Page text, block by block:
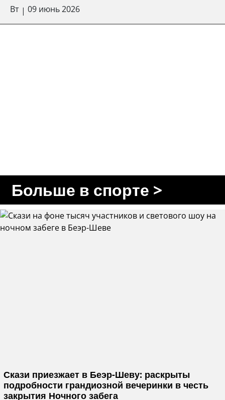
Вт | 09 июнь 2026
Больше в спорте >
Скази приезжает в Беэр-Шеву: раскрыты
подробности грандиозной вечеринки в честь
закрытия Ночного забега